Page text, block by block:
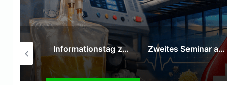
Informationstag zur Plasmaspende in der HALL OF FAME Kamp‑Lintfort Zweites Seminar am 13. August AWO Kita Kirchenkampstraße wurde zum „Zirkus Kampolino“